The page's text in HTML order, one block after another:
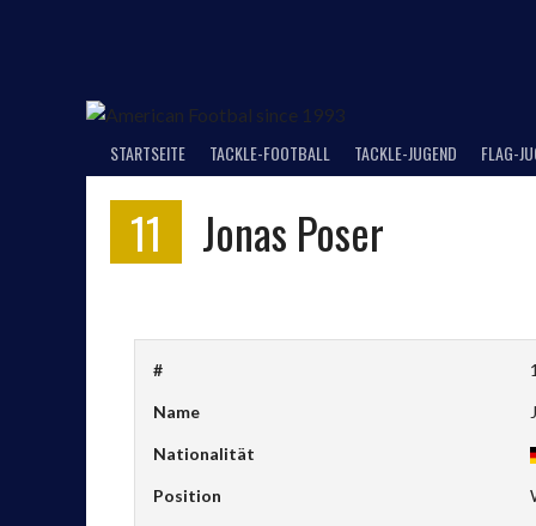
STARTSEITE TACKLE-FOOTBALL TACKLE-JUGEND FLAG-
11 Jonas Poser
#
Name
Nationalität
Position